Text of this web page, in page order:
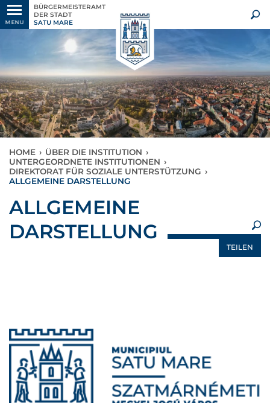
MENU
BÜRGERMEISTERAMT
DER STADT
SATU MARE
HOME › ÜBER DIE INSTITUTION ›
UNTERGEORDNETE INSTITUTIONEN ›
DIREKTORAT FÜR SOZIALE UNTERSTÜTZUNG ›
ALLGEMEINE DARSTELLUNG
ALLGEMEINE
DARSTELLUNG
TEILEN